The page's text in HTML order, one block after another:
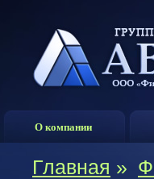
О компании
Главная »